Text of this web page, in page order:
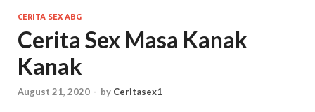
CERITA SEX ABG
Cerita Sex Masa Kanak
Kanak
August 21, 2020 - by Ceritasex1